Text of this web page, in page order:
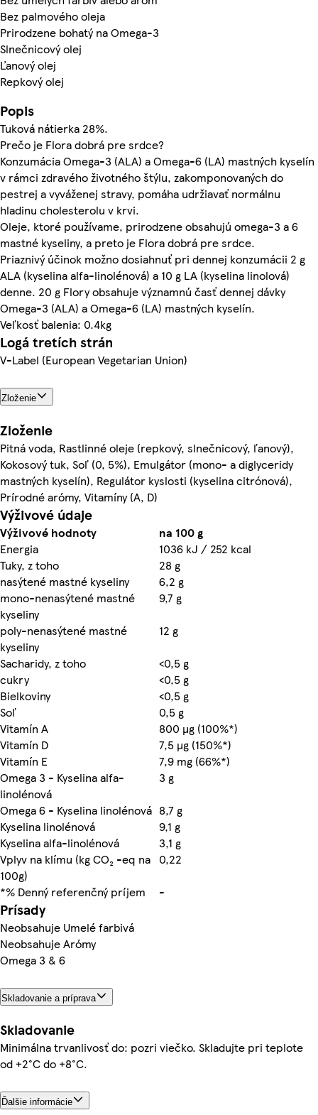
Bez palmového oleja
Prirodzene bohatý na Omega-3
Slnečnicový olej
Ľanový olej
Repkový olej
Popis
Tuková nátierka 28%.
Prečo je Flora dobrá pre srdce?
Konzumácia Omega-3 (ALA) a Omega-6 (LA) mastných kyselín
v rámci zdravého životného štýlu, zakomponovaných do
pestrej a vyváženej stravy, pomáha udržiavať normálnu
hladinu cholesterolu v krvi.
Oleje, ktoré používame, prirodzene obsahujú omega-3 a 6
mastné kyseliny, a preto je Flora dobrá pre srdce.
Priaznivý účinok možno dosiahnuť pri dennej konzumácii 2 g
ALA (kyselina alfa-linolénová) a 10 g LA (kyselina linolová)
denne. 20 g Flory obsahuje významnú časť dennej dávky
Omega-3 (ALA) a Omega-6 (LA) mastných kyselín.
Veľkosť balenia: 0.4kg
Logá tretích strán
V-Label (European Vegetarian Union)
Zloženie
Zloženie
Pitná voda, Rastlinné oleje (repkový, slnečnicový, ľanový),
Kokosový tuk, Soľ (0, 5%), Emulgátor (mono- a diglyceridy
mastných kyselín), Regulátor kyslosti (kyselina citrónová),
Prírodné arómy, Vitamíny (A, D)
Výživové údaje
Výživové hodnoty
na 100 g
Energia
1036 kJ / 252 kcal
Tuky, z toho
28 g
nasýtené mastné kyseliny
6,2 g
mono-nenasýtené mastné
kyseliny
9,7 g
poly-nenasýtené mastné
kyseliny
12 g
Sacharidy, z toho
<0,5 g
cukry
<0,5 g
Bielkoviny
<0,5 g
Soľ
0,5 g
Vitamín A
800 µg (100%*)
Vitamín D
7,5 µg (150%*)
Vitamín E
7,9 mg (66%*)
Omega 3 - Kyselina alfa-
linolénová
3 g
Omega 6 - Kyselina linolénová 8,7 g
Kyselina linolénová
9,1 g
Kyselina alfa-linolénová
3,1 g
Vplyv na klímu (kg CO₂ -eq na
100g)
0,22
*% Denný referenčný príjem
-
Prísady
Neobsahuje Umelé farbivá
Neobsahuje Arómy
Omega 3 & 6
Skladovanie a príprava
Skladovanie
Minimálna trvanlivosť do: pozri viečko. Skladujte pri teplote
od +2°C do +8°C.
Ďalšie informácie